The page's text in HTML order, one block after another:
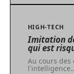
HIGH-TECH
Imitation
qui est
Au cours
l'intelligence